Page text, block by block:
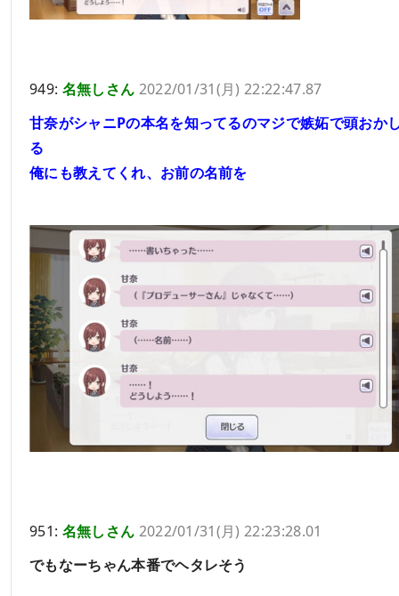
949: 名無しさん 2022/01/31(月) 22:22:47.87
甘奈がシャニPの本名を知ってるのマジで嫉妬で頭おか
る
俺にも教えてくれ、お前の名前を
951: 名無しさん 2022/01/31(月) 22:23:28.01
でもなーちゃん本番でヘタレそう